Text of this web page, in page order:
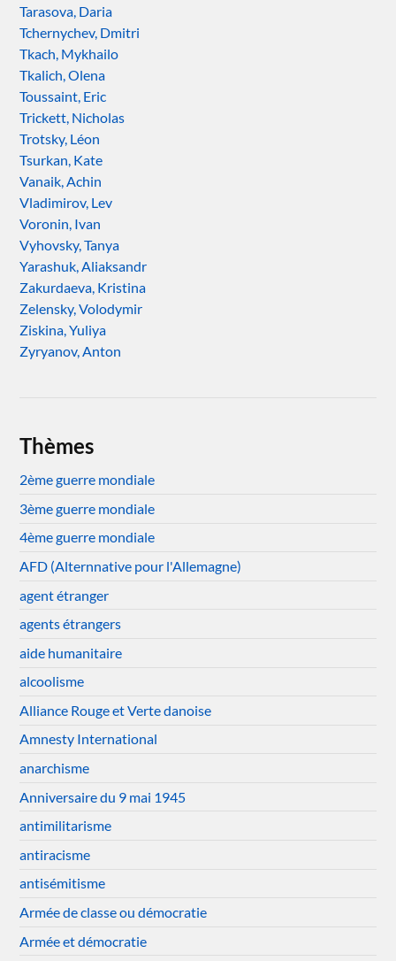
Tarasova, Daria
Tchernychev, Dmitri
Tkach, Mykhailo
Tkalich, Olena
Toussaint, Eric
Trickett, Nicholas
Trotsky, Léon
Tsurkan, Kate
Vanaik, Achin
Vladimirov, Lev
Voronin, Ivan
Vyhovsky, Tanya
Yarashuk, Aliaksandr
Zakurdaeva, Kristina
Zelensky, Volodymir
Ziskina, Yuliya
Zyryanov, Anton
Thèmes
2ème guerre mondiale
3ème guerre mondiale
4ème guerre mondiale
AFD (Alternnative pour l'Allemagne)
agent étranger
agents étrangers
aide humanitaire
alcoolisme
Alliance Rouge et Verte danoise
Amnesty International
anarchisme
Anniversaire du 9 mai 1945
antimilitarisme
antiracisme
antisémitisme
Armée de classe ou démocratie
Armée et démocratie